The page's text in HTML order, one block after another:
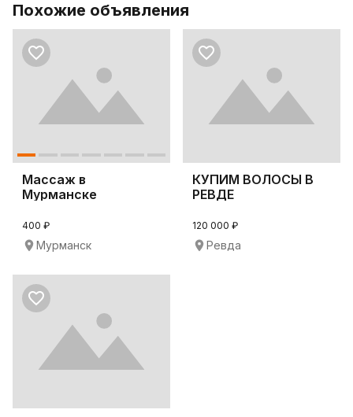
Похожие объявления
Массаж в
Мурманске
400 ₽
Мурманск
КУПИМ ВОЛОСЫ В
РЕВДЕ
120 000 ₽
Ревда